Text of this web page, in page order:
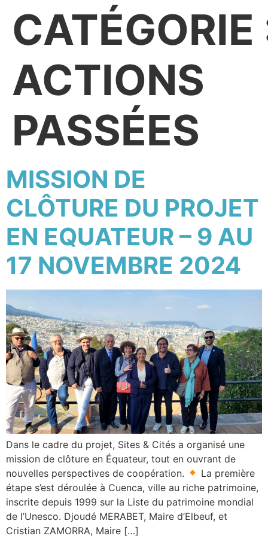
CATÉGORIE
ACTIONS
PASSÉES
MISSION DE
CLÔTURE DU PROJET
EN EQUATEUR – 9 AU
17 NOVEMBRE 2024
Dans le cadre du projet, Sites & Cités a organisé une
mission de clôture en Équateur, tout en ouvrant de
nouvelles perspectives de coopération.
La première
étape s’est déroulée à Cuenca, ville au riche patrimoine,
inscrite depuis 1999 sur la Liste du patrimoine mondial
de l’Unesco. Djoudé MERABET, Maire d’Elbeuf, et
Cristian ZAMORRA, Maire […]